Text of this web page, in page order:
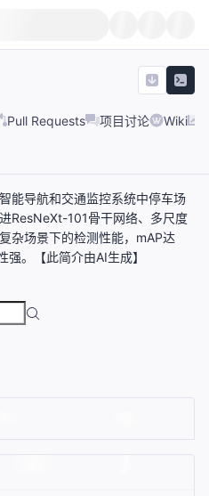
Pull Requests 项目讨论 Wiki
能导航和交通监控系统中停车场
ResNeXt-101骨干网络、多尺度
杂场景下的检测性能，mAP达
。【此简介由AI生成】